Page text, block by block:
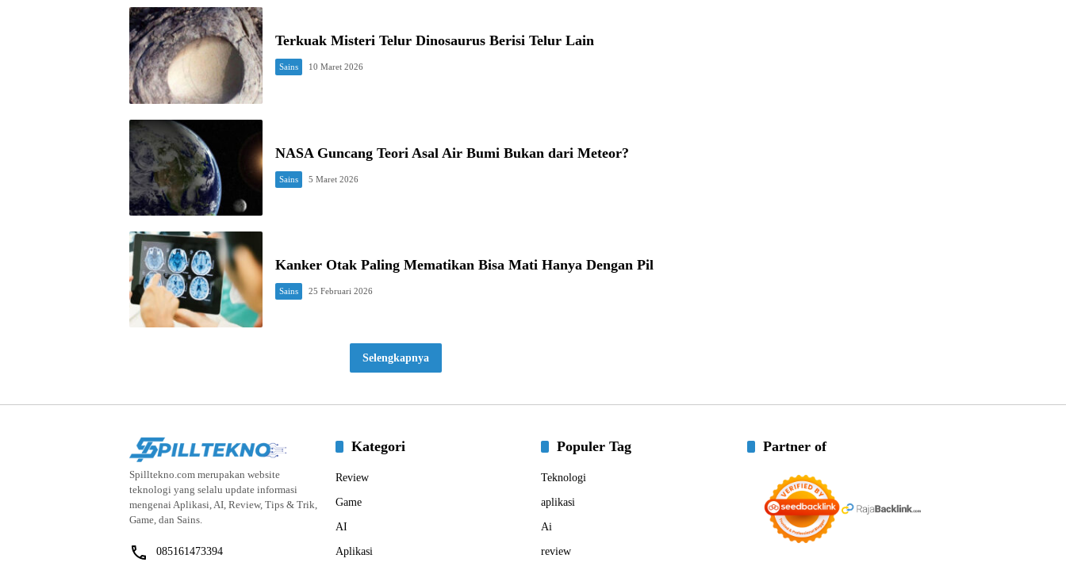
Terkuak Misteri Telur Dinosaurus Berisi Telur Lain
Sains 10 Maret 2026
NASA Guncang Teori Asal Air Bumi Bukan dari Meteor?
Sains 5 Maret 2026
Kanker Otak Paling Mematikan Bisa Mati Hanya Dengan Pil
Sains 25 Februari 2026
Selengkapnya
Spilltekno.com merupakan website
teknologi yang selalu update informasi
mengenai Aplikasi, AI, Review, Tips & Trik,
Game, dan Sains.
085161473394
Kategori
Review
Game
AI
Aplikasi
Populer Tag
Teknologi
aplikasi
Ai
review
Partner of